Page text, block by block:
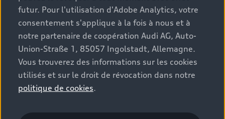
disponibles.
Les données ne se rapportent pas à un véhicule particulier et
ne font pas partie de l'offre commerciale, mais servent
uniquement à des fins de comparaison entre les différents
types de véhicules. Les équipements et les accessoires (pièces
jointes, format des pneus, etc.) peuvent modifier les
futur. Pour l'utilisation d'Adobe Analytics, votre
consentement s'applique à la fois à nous et à
notre partenaire de coopération Audi AG, Auto-
Union-Straße 1, 85057 Ingolstadt, Allemagne.
Vous trouverez des informations sur les cookies
utilisés et sur le droit de révocation dans notre
politique de cookies.